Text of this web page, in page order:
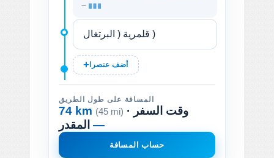
~
أضف عنصرا
المسافة على طول الطريق
74 km (45 mi) · وقت السفر
—
حساب المسافة